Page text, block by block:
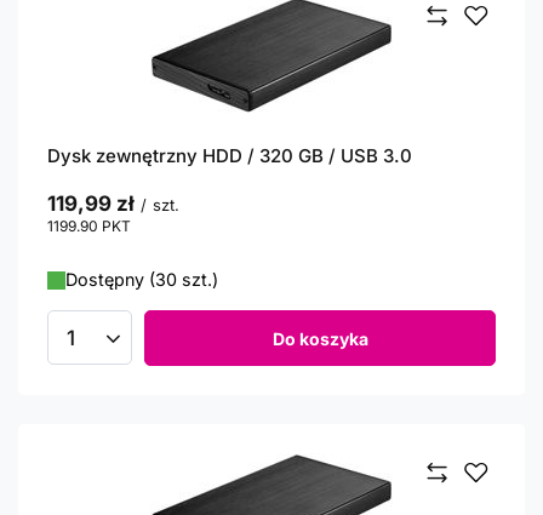
Dysk zewnętrzny HDD / 320 GB / USB 3.0
119,99 zł / szt.
1199.90 PKT
Dostępny (30 szt.)
Ilość produktów Do koszyka